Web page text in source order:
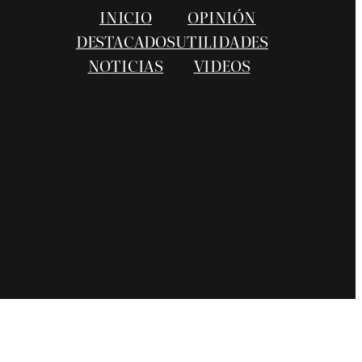
INICIO
DESTACADOS
NOTICIAS
OPINIÓN
UTILIDADES
VIDEOS